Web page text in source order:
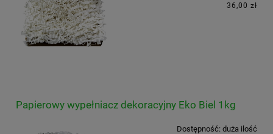
36,00 zł
Papierowy wypełniacz dekoracyjny Eko Biel 1kg
Dostępność: duża ilość